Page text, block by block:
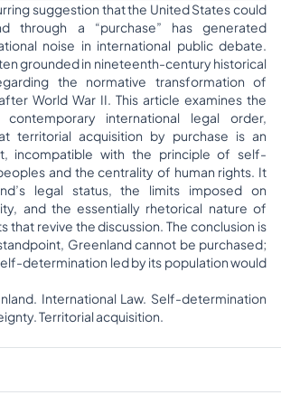
suggestion that the United States could
through a “purchase” has generated
noise in international public debate.
grounded in nineteenth-century historical
the normative transformation of
World War II. This article examines the
international legal order,
territorial acquisition by purchase is an
incompatible with the principle of self-
and the centrality of human rights. It
legal status, the limits imposed on
and the essentially rhetorical nature of
that revive the discussion. The conclusion is
Greenland cannot be purchased;
determination led by its population would
International Law. Self-determination
Territorial acquisition.